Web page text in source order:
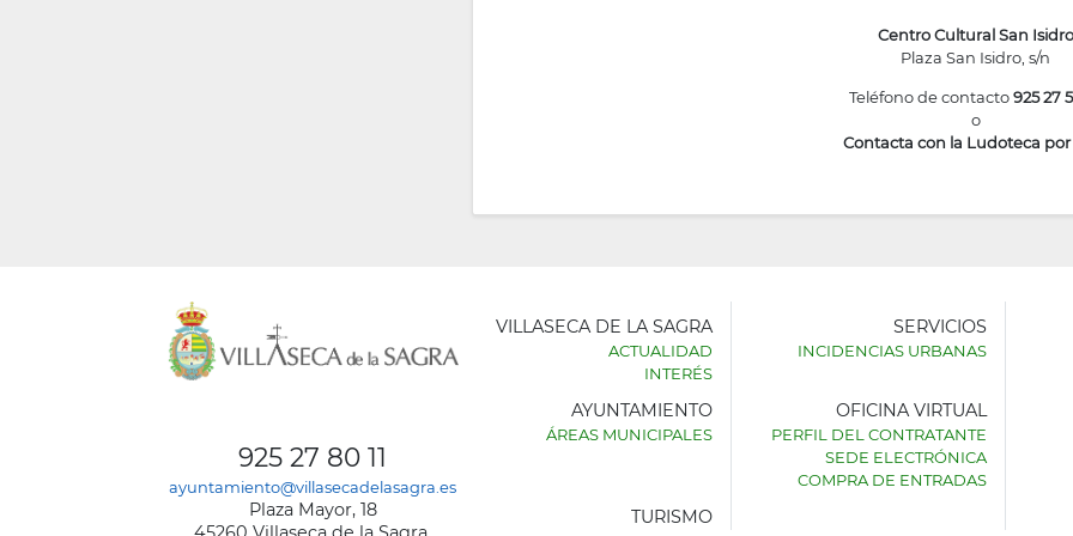
Centro Cultural San Isidro
Plaza San Isidro, s/n
Teléfono de contacto925 27
o
Contacta con la Ludoteca
925 27 80 11
ayuntamiento@villasecadelasagra.es
Plaza Mayor, 18
AYUNTAMIENTO
VILLASECA DE LA SAGRA
ACTUALIDAD
INTERÉS
SERVICIOS
INCIDENCIAS URBANAS
AYUNTAMIENTO
ÁREAS MUNICIPALES
OFICINA VIRTUAL
PERFIL DEL CONTRATANTE
SEDE ELECTRÓNICA
COMPRA DE ENTRADAS
TURISMO